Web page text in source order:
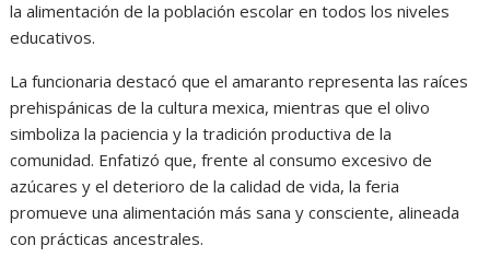
la alimentación de la población escolar en todos los niveles
educativos.
La funcionaria destacó que el amaranto representa las raíces
prehispánicas de la cultura mexica, mientras que el olivo
simboliza la paciencia y la tradición productiva de la
comunidad. Enfatizó que, frente al consumo excesivo de
azúcares y el deterioro de la calidad de vida, la feria
promueve una alimentación más sana y consciente, alineada
con prácticas ancestrales.